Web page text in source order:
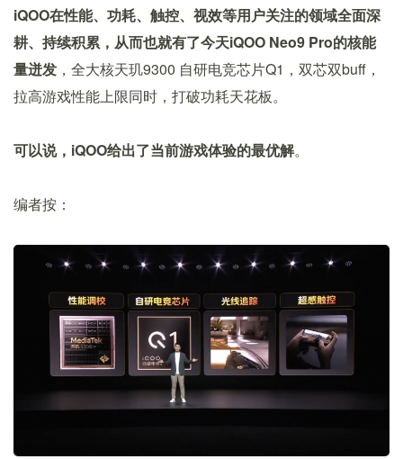
iQOO在性能、功耗、触控、视效等用户关注的领域全面深
耕、持续积累，从而也就有了今天iQOO Neo9 Pro的核能
量迸发 ，全大核天玑9300 自研电竞芯片Q1，双芯双buff，
拉高游戏性能上限同时，打破功耗天花板。
可以说，iQOO给出了当前游戏体验的最优解。
编者按：